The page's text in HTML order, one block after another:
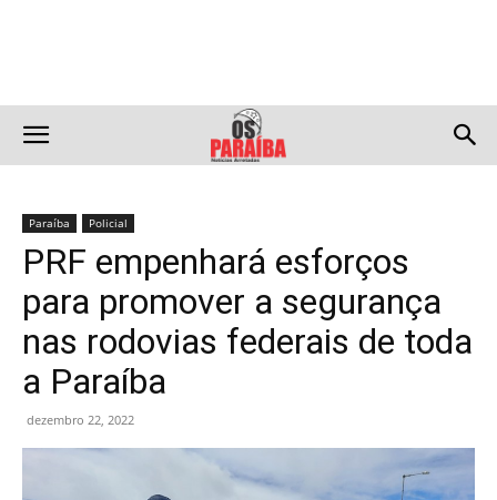
Paraíba Policial
PRF empenhará esforços
para promover a segurança
nas rodovias federais de toda
a Paraíba
dezembro 22, 2022